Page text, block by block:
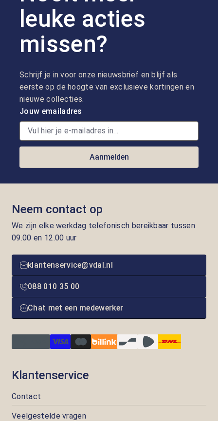
leuke acties
missen?
Schrijf je in voor onze nieuwsbrief en blijf als
eerste op de hoogte van exclusieve kortingen en
nieuwe collecties.
Jouw emailadres
Aanmelden
Neem contact op
We zijn elke werkdag telefonisch bereikbaar tussen
09.00 en 12.00 uur
klantenservice@vdal.nl
088 010 35 00
Chat met een medewerker
Klantenservice
Contact
Veelgestelde vragen